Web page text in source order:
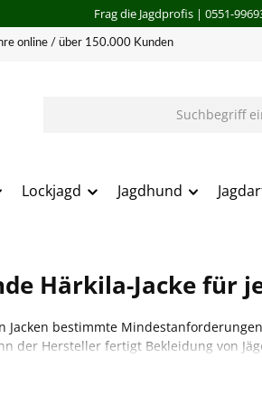
Frag die Jagdprofis| 0551-
online / über 150.000 Kunden
Lockjagd Jagdhund
Härkila-Jacke für
Jacken bestimmte
der Hersteller fertigt Bekleidung von
Sie die aktuellen Modelle in unserem